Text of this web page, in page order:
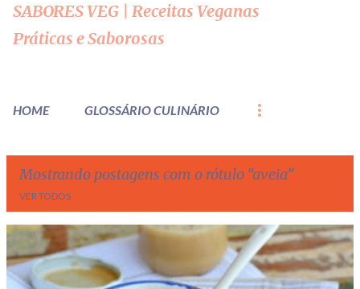
SABORES VEG | Receitas Veganas
Práticas e Saborosas
HOME GLOSSÁRIO CULINÁRIO
Mostrando postagens com o rótulo aveia
VER TODOS
P
o